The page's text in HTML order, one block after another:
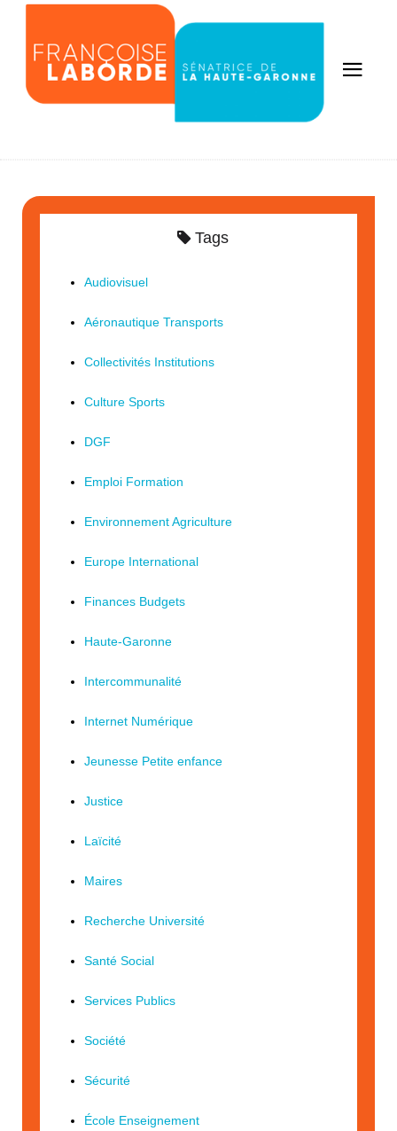
Tags
Audiovisuel
Aéronautique Transports
Collectivités Institutions
Culture Sports
DGF
Emploi Formation
Environnement Agriculture
Europe International
Finances Budgets
Haute-Garonne
Intercommunalité
Internet Numérique
Jeunesse Petite enfance
Justice
Laïcité
Maires
Recherche Université
Santé Social
Services Publics
Société
Sécurité
École Enseignement